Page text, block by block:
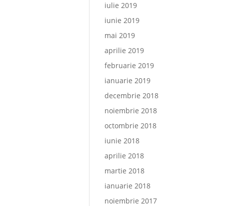
iulie 2019
iunie 2019
mai 2019
aprilie 2019
februarie 2019
ianuarie 2019
decembrie 2018
noiembrie 2018
octombrie 2018
iunie 2018
aprilie 2018
martie 2018
ianuarie 2018
noiembrie 2017